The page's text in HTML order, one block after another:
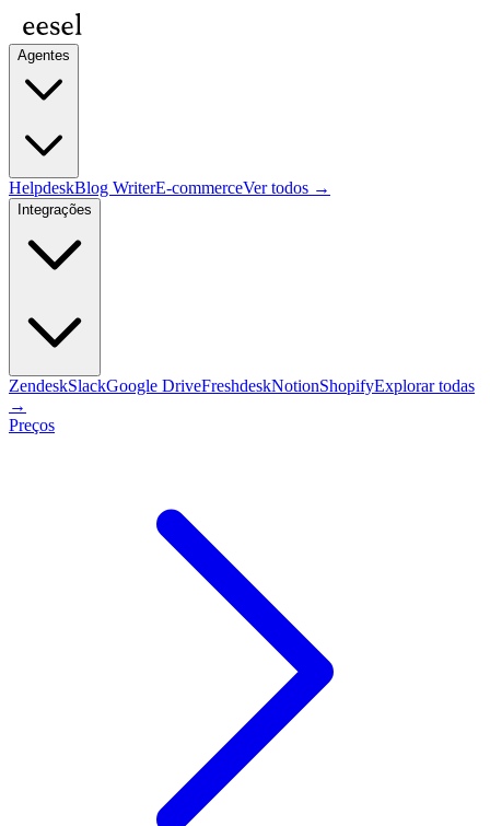
Agentes
HelpdeskBlog WriterE-commerceVer todos →
Integrações
ZendeskSlackGoogle DriveFreshdeskNotionShopifyExplorar todas
→
Preços